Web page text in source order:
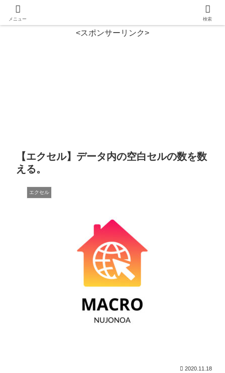
<スポンサーリンク>
【エクセル】データ内の空白セルの数を数
える。
エクセル
2020.11.18
メニュー 検索